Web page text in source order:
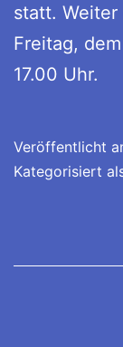
statt.
Freitag,
17.00 Uhr.
Veröffentlicht
Kategorisiert